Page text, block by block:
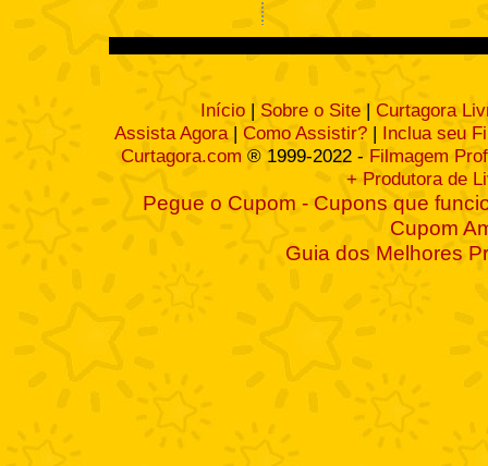
Início | Sobre o Site | Curtagora
Assista Agora| Como Assistir? | Inclua seu
Curtagora.com ® 1999-2022 - Filmagem
+ Produtora de
Pegue o Cupom - Cupons que
Cupom
Guia dos Melhores